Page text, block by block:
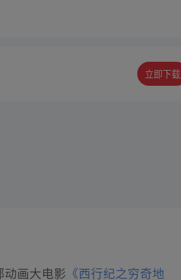
立即下载
动画大电影 《西行纪之穷奇地